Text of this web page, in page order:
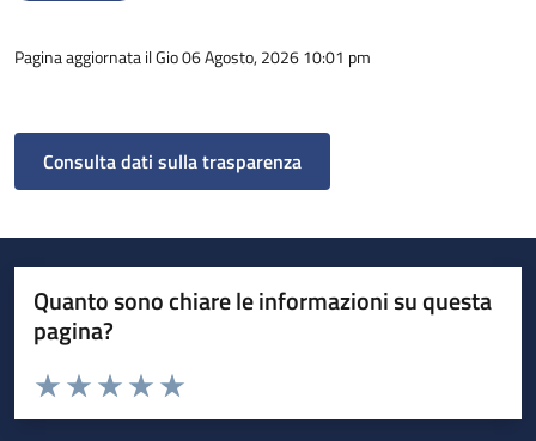
Pagina aggiornata il Gio 06 Agosto, 2026 10:01 pm
Consulta dati sulla trasparenza
Quanto sono chiare le informazioni su questa
pagina?
Valuta da 1 a 5 stelle la pagina
Valuta 5 stelle su 5
Valuta 4 stelle su 5
Valuta 3 stelle su 5
Valuta 2 stelle su 5
Valuta 1 stelle su 5